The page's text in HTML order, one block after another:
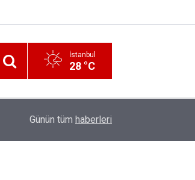
İstanbul
28 °C
İzmir 112’de Kan Donduran İddialar!
Günün tüm haberleri